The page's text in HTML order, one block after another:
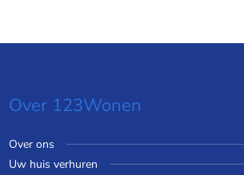
Over 123Wonen
Over ons
Uw huis verhuren